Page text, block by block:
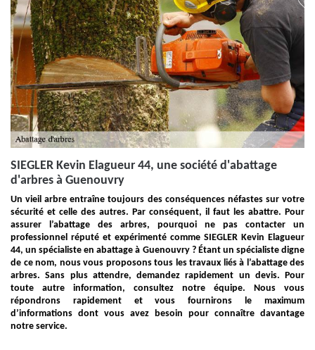
SIEGLER Kevin Elagueur 44, une société d'abattage
d'arbres à Guenouvry
Un vieil arbre entraîne toujours des conséquences néfastes sur votre
sécurité et celle des autres. Par conséquent, il faut les abattre. Pour
assurer l’abattage des arbres, pourquoi ne pas contacter un
professionnel réputé et expérimenté comme SIEGLER Kevin Elagueur
44, un spécialiste en abattage à Guenouvry ? Étant un spécialiste digne
de ce nom, nous vous proposons tous les travaux liés à l’abattage des
arbres. Sans plus attendre, demandez rapidement un devis. Pour
toute autre information, consultez notre équipe. Nous vous
répondrons rapidement et vous fournirons le maximum
d’informations dont vous avez besoin pour connaître davantage
notre service.